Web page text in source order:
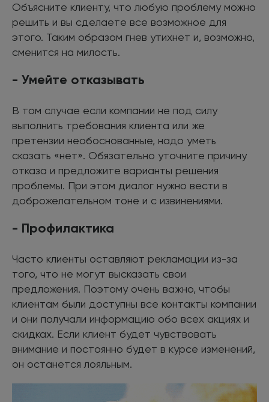
Объясните клиенту, что любую проблему можно
решить и вы сделаете все возможное для
этого. Таким образом гнев утихнет и, возможно,
сменится на милость.
- Умейте отказывать
В том случае если компании не под силу
выполнить требования клиента или же
претензии необоснованные, надо уметь
сказать «нет». Обязательно уточните причину
отказа и предложите варианты решения
проблемы. При этом диалог нужно вести в
доброжелательном тоне и с извинениями.
- Профилактика
Часто клиенты оставляют рекламации из-за
того, что не могут высказать свои
предложения. Поэтому очень важно, чтобы
клиентам были доступны все контакты компании
и они получали информацию обо всех акциях и
скидках. Если клиент будет чувствовать
внимание и постоянно будет в курсе изменений,
он останется лояльным.